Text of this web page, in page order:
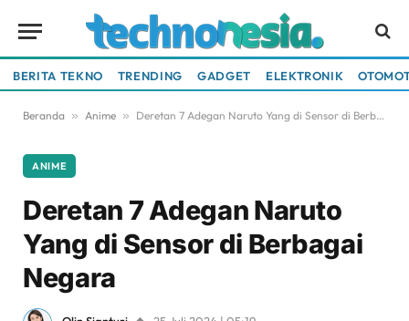
BERITA TEKNO TRENDING GADGET ELEKTRONIK
Beranda » Anime » Deretan 7 Adegan Naruto Yang di Sensor di Berbagai Negara
ANIME
Deretan 7 Adegan Naruto
Yang di Sensor di Berbagai
Negara